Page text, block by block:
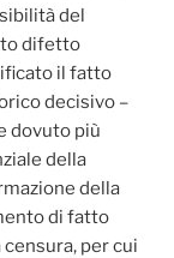
del
difetto
il fatto
decisivo –
dovuto più
della
della
di fatto
per cui